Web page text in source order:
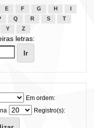
E F G H
Q R S
T
Y Z
letras:
Em ordem:
Registro(s):